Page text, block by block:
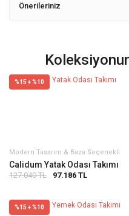
Önerileriniz
%15 + %10
Modern Tasarım & Baza Seçenekli
Calidum Yatak Odası Takımı
127.040 TL 97.186 TL
%15 + %10